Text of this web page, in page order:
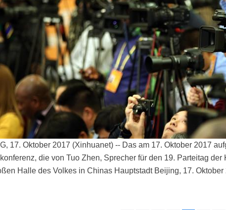
17. Oktober 2017 (Xinhuanet) -- Das am 17. Oktober 2017
die von Tuo Zhen, Sprecher für den 19. Parteitag
Halle des Volkes in Chinas Hauptstadt Beijing, 17.